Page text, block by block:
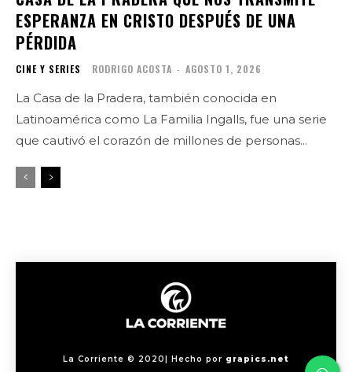
ESPERANZA EN CRISTO DESPUÉS DE UNA
PÉRDIDA
CINE Y SERIES RODRIGO ACOSTA - AGOSTO 1, 2026
La Casa de la Pradera, también conocida en
Latinoamérica como La Familia Ingalls, fue una serie
que cautivó el corazón de millones de personas...
La Corriente © 2020| Hecho por grapics.net